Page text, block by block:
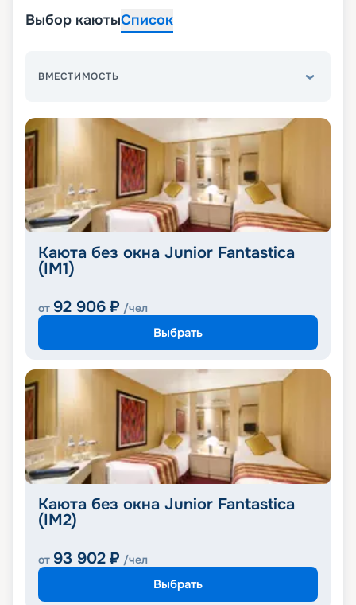
Выбор каютыСписок
ВМЕСТИМОСТЬ
Каюта без окна Junior Fantastica
(IM1)
от 92 906 ₽ /чел
Выбрать
Каюта без окна Junior Fantastica
(IM2)
от 93 902 ₽ /чел
Выбрать